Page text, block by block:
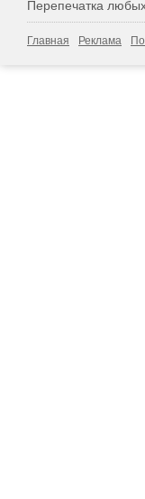
Перепечатка
Главная Реклама